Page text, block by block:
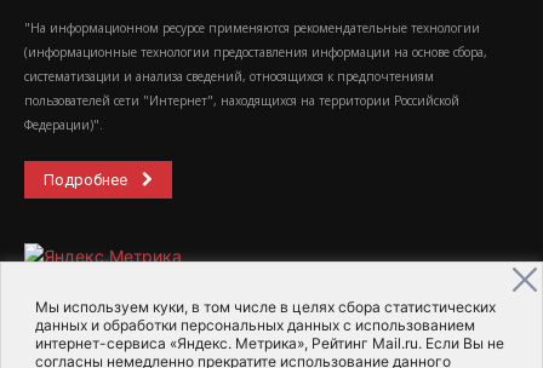
Мы используем куки, в том числе в целях сбора статистических
данных и обработки персональных данных с использованием
интернет-сервиса «Яндекс. Метрика», Рейтинг Mail.ru. Если Вы не
согласны немедленно прекратите использование данного
"На информационном ресурсе применяются рекомендательные технологии
(информационные технологии предоставления информации на основе сбора,
систематизации и анализа сведений, относящихся к предпочтениям
пользователей сети "Интернет", находящихся на территории Российской
Федерации)".
Подробнее
2015-2026- Информационное агентство МедиаПоток